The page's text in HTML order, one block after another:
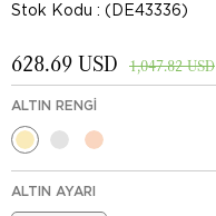
Stok Kodu (DE43336)
1,047.82 USD
628.69 USD
ALTIN RENGI
ALTIN AYARI